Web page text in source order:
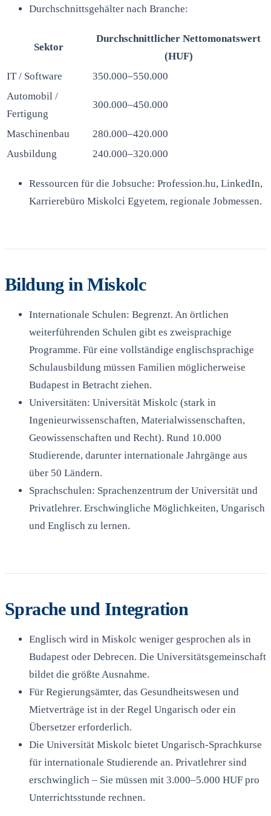
Durchschnittsgehälter nach Branche:
Sektor
Durchschnittlicher Nettomonatswert
(HUF)
IT / Software
350.000–550.000
Automobil /
Fertigung
300.000–450.000
Maschinenbau
280.000–420.000
Ausbildung
240.000–320.000
Ressourcen für die Jobsuche: Profession.hu, LinkedIn,
Karrierebüro Miskolci Egyetem, regionale Jobmessen.
Bildung in Miskolc
Internationale Schulen: Begrenzt. An örtlichen
weiterführenden Schulen gibt es zweisprachige
Programme. Für eine vollständige englischsprachige
Schulausbildung müssen Familien möglicherweise
Budapest in Betracht ziehen.
Universitäten: Universität Miskolc (stark in
Ingenieurwissenschaften, Materialwissenschaften,
Geowissenschaften und Recht). Rund 10.000
Studierende, darunter internationale Jahrgänge aus
über 50 Ländern.
Sprachschulen: Sprachenzentrum der Universität und
Privatlehrer. Erschwingliche Möglichkeiten, Ungarisch
und Englisch zu lernen.
Sprache und Integration
Englisch wird in Miskolc weniger gesprochen als in
Budapest oder Debrecen. Die Universitätsgemeinschaft
bildet die größte Ausnahme.
Für Regierungsämter, das Gesundheitswesen und
Mietverträge ist in der Regel Ungarisch oder ein
Übersetzer erforderlich.
Die Universität Miskolc bietet Ungarisch-Sprachkurse
für internationale Studierende an. Privatlehrer sind
erschwinglich – Sie müssen mit 3.000–5.000 HUF pro
Unterrichtsstunde rechnen.